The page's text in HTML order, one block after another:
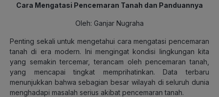
Cara Mengatasi Pencemaran Tanah dan Panduannya
Oleh: Ganjar Nugraha
Penting sekali untuk mengetahui cara mengatasi pencemaran
tanah di era modern. Ini mengingat kondisi lingkungan kita
yang semakin tercemar, terancam oleh pencemaran tanah,
yang mencapai tingkat memprihatinkan. Data terbaru
menunjukkan bahwa sebagian besar wilayah di seluruh dunia
menghadapi masalah serius akibat pencemaran tanah.